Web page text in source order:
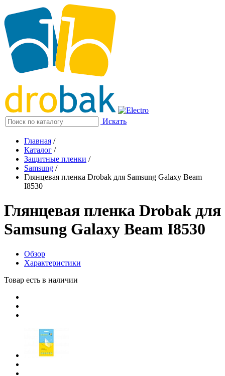
Искать
Главная /
Каталог /
Защитные пленки /
Samsung /
Глянцевая пленка Drobak для Samsung Galaxy Beam
I8530
Глянцевая пленка Drobak для
Samsung Galaxy Beam I8530
Обзор
Характеристики
Товар есть в наличии